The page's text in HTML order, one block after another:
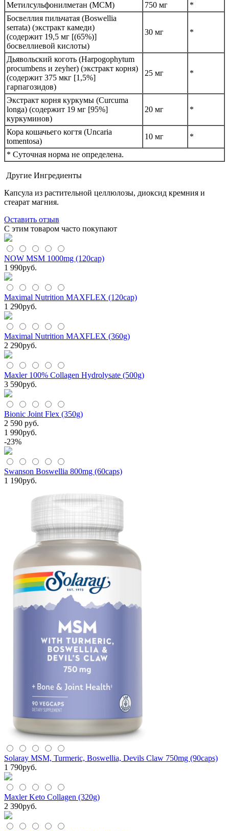
Метилсульфонилметан (МСМ) 750 мг
*
Босвеллия пильчатая (Boswellia
serrata) (экстракт камеди)
(содержит 19,5 мг [(65%)]
босвеллиевой кислоты)
30 мг *
Дьявольский коготь (Harpogophytum
procumbens и zeyher) (экстракт корня)
(содержит 375 мкг [1,5%]
гарпагозидов)
25 мг *
Экстракт корня куркумы (Curcuma
longa) (содержит 19 мг [95%]
куркуминов)
20 мг *
Кора кошачьего когтя (Uncaria
tomentosa)
10 мг *
* Суточная норма не определена.
Другие Ингредиенты
Капсула из растительной целлюлозы, диоксид кремния и
стеарат магния.
Оставить отзыв
С этим товаром часто покупают
NOW MSM 1000mg (120cap)
1 990руб.
Maximal Nutrition MAXFLEX (120cap)
1 290руб.
Maximal Nutrition MAXFLEX (360g)
2 290руб.
Maxler 100% Collagen Hydrolysate (500g)
3 590руб.
Bionic Joint Flex (350g)
2 590 руб.
1 990руб.
-23%
Swanson Boswellia 800mg (60caps)
1 190руб.
Solaray MSM, Turmeric, Boswellia, Devils Claw 750mg (90caps)
1 790руб.
Maxler Keto Collagen (320g)
2 390руб.